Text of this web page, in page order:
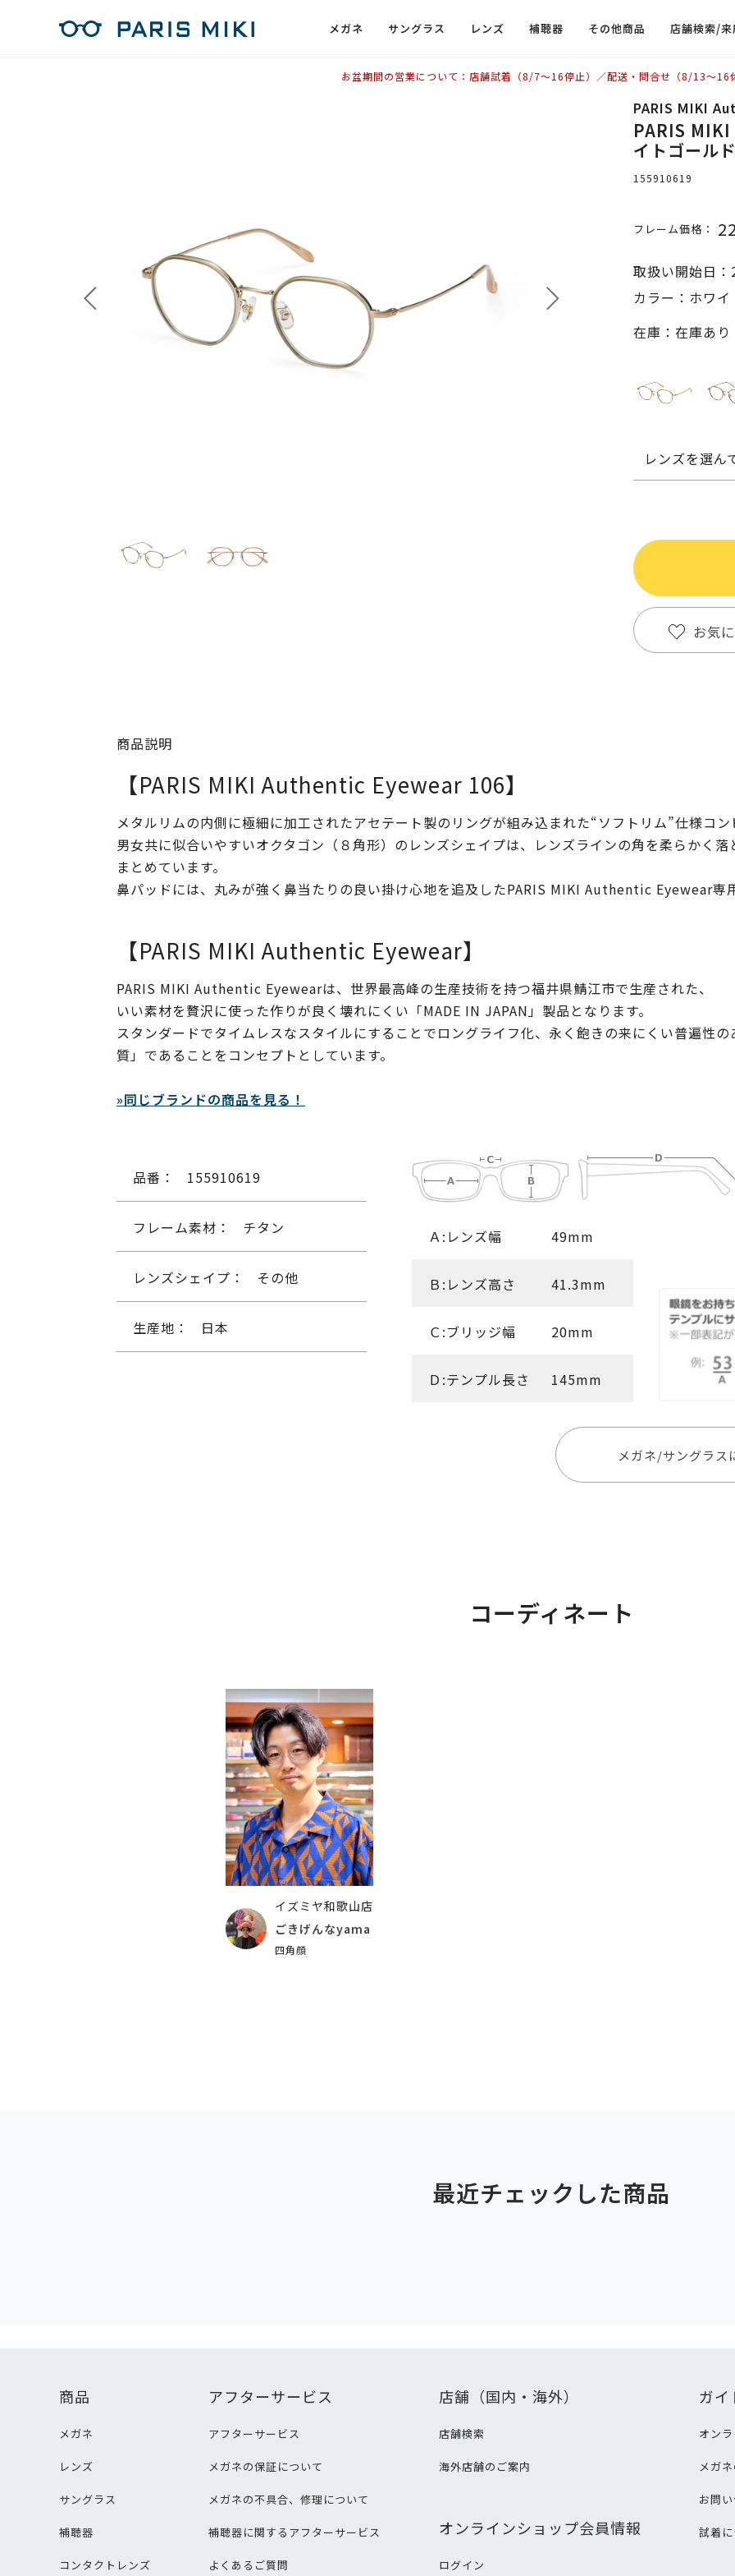
メガネ サングラス レンズ 補聴器 その他商品 店舗検索/
お盆期間の営業について：店舗試着（8/7〜16停止）／配送・問合せ（8/13〜16
PARIS MIKI
PARIS
イトゴール
155910619
フレーム価格：
取扱い開始日
カラー：ホワ
在庫：在庫あり
レンズを選ん
お気
商品説明
【PARIS MIKI Authentic Eyewear 106】
メタルリムの内側に極細に加工されたアセテート製のリングが組み込まれた“ソフトリム”仕様コ
男女共に似合いやすいオクタゴン（８角形）のレンズシェイプは、レンズラインの角を柔らかく
まとめています。
鼻パッドには、丸みが強く鼻当たりの良い掛け心地を追及したPARIS MIKI Authentic Eyewear専
【PARIS MIKI Authentic Eyewear】
PARIS MIKI Authentic Eyewearは、世界最高峰の生産技術を持つ福井県鯖江市で生産された、
いい素材を贅沢に使った作りが良く壊れにくい「MADE IN JAPAN」製品となります。
スタンダードでタイムレスなスタイルにすることでロングライフ化、永く飽きの来にくい普遍性
質」であることをコンセプトとしています。
»同じブランドの商品を見る！
品番： 155910619
フレーム素材： チタン
レンズシェイプ： その他
生産地： 日本
Ａ:レンズ幅 49mm
Ｂ:レンズ高さ 41.3mm
Ｃ:ブリッジ幅 20mm
Ｄ:テンプル長さ 145mm
メガネ/サングラス
コーディネート
イズミヤ和歌山店
ごきげんなyama
四角顔
最近チェックした商品
商品
メガネ
レンズ
サングラス
補聴器
コンタクトレンズ
アフターサービス
アフターサービス
メガネの保証について
メガネの不具合、修理について
補聴器に関するアフターサービス
よくあるご質問
店舗（国内・海外）
店舗検索
海外店舗のご案内
オンラインショップ会員情報
ログイン
ガイ
オン
メガ
お問
試着